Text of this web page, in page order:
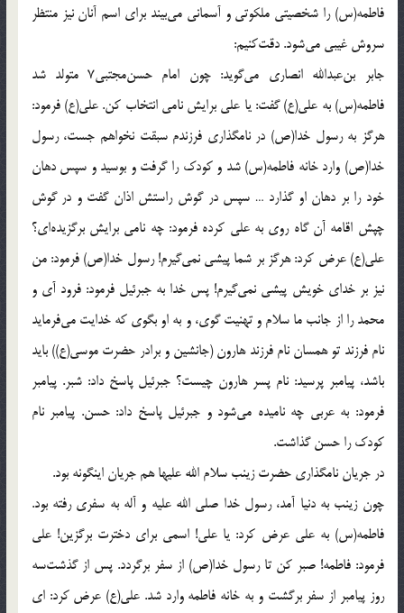
فاطمه(س) را شخصيتى ملكوتى و آسمانى مى‌بيند براى اسم آنان نيز منتظر
سروش غيبى مى‌شود. دقت‌كنيم:
جابر بن‌عبدالله انصارى مى‌گويد: چون امام حسن‌مجتبى‌7 متولد شد
فاطمه(س) به على(ع) گفت: يا على برايش نامى انتخاب كن. على(ع) فرمود:
هرگز به رسول خدا(ص) در نامگذارى فرزندم سبقت نخواهم جست، رسول
خدا(ص) وارد خانه فاطمه(س) شد و كودك را گرفت و بوسيد و سپس دهان
خود را بر دهان او گذارد … سپس در گوش راستش اذان گفت و در گوش
چپش اقامه آن گاه روى به على كرده فرمود: چه نامى برايش برگزيده‌اى؟
على(ع) عرض كرد: هرگز بر شما پيشى نمى‌گيرم! رسول خدا(ص) فرمود: من
نيز بر خداى خويش پيشى نمى‌گيرم! پس خدا به جبرئيل فرمود: فرود آى و
محمد را از جانب ما سلام و تهنيت گوى، و به او بگوى كه خدايت مى‌فرمايد
نام فرزند تو همسان نام فرزند هارون (جانشين و برادر حضرت موسى(ع)) بايد
باشد، پيامبر پرسيد: نام پسر هارون چيست؟ جبرئيل پاسخ داد: شبر. پيامبر
فرمود: به عربى چه ناميده مى‌شود و جبرئيل پاسخ داد: حسن. پيامبر نام
كودك را حسن گذاشت.
در جريان نامگذارى حضرت زينب سلام الله عليها هم جريان اينگونه بود.
چون زينب به دنيا آمد، رسول خدا صلى الله عليه و آله به سفرى رفته بود.
فاطمه(س) به على عرض كرد: يا على! اسمى براى دخترت برگزين! على
فرمود: فاطمه! صبر كن تا رسول خدا(ص) از سفر برگردد. پس از گذشت‌سه
روز پيامبر از سفر برگشت و به خانه فاطمه وارد شد. على(ع) عرض كرد: اى